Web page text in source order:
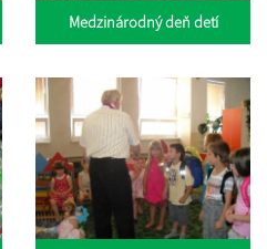
Medzinárodný deň detí